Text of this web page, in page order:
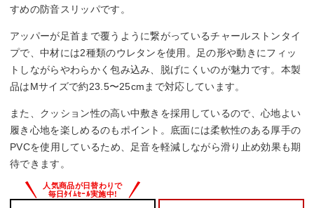
すめの防音スリッパです。
アッパーが足首まで覆うように繋がっているチャールストンタイ
プで、中材には2種類のウレタンを使用。足の形や動きにフィッ
トしながらやわらかく包み込み、脱げにくいのが魅力です。本製
品はMサイズで約23.5〜25cmまで対応しています。
また、クッション性の高い中敷きを採用しているので、心地よい
履き心地を楽しめるのもポイント。底面には柔軟性のある厚手の
PVCを使用しているため、足音を軽減しながら滑り止め効果も期
待できます。